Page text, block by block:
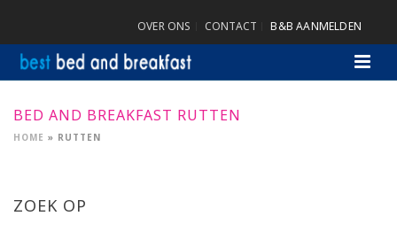
OVER ONS CONTACT B&B AANMELDEN
BED AND BREAKFAST RUTTEN
HOME » RUTTEN
ZOEK OP